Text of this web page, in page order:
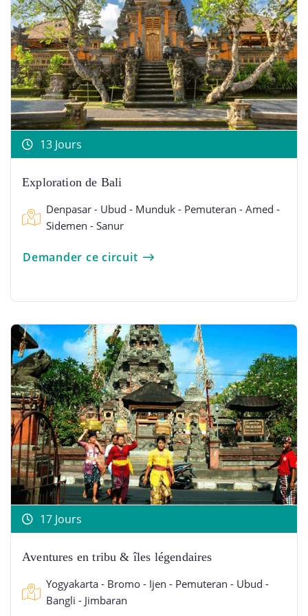
13 Jours
Exploration de Bali
Denpasar - Ubud - Munduk - Pemuteran - Amed -
Sidemen - Sanur
Demander ce circuit
17 Jours
Aventures en tribu & îles légendaires
Yogyakarta - Bromo - Ijen - Pemuteran - Ubud -
Bangli - Jimbaran